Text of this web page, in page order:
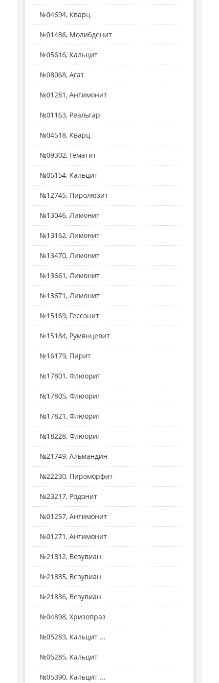
№04694, Кварц
№01486, Молибденит
№05616, Кальцит
№08068, Агат
№01281, Антимонит
№01163, Реальгар
№04518, Кварц
№09302, Гематит
№05154, Кальцит
№12745, Пиролюзит
№13046, Лимонит
№13162, Лимонит
№13470, Лимонит
№13661, Лимонит
№13671, Лимонит
№15169, Гессонит
№15184, Румянцевит
№16179, Пирит
№17801, Флюорит
№17805, Флюорит
№17821, Флюорит
№18228, Флюорит
№21749, Альмандин
№22230, Пироморфит
№23217, Родонит
№01257, Антимонит
№01271, Антимонит
№21812, Везувиан
№21835, Везувиан
№21836, Везувиан
№04898, Хризопраз
№05283, Кальцит ...
№05285, Кальцит
№05390, Кальцит ...